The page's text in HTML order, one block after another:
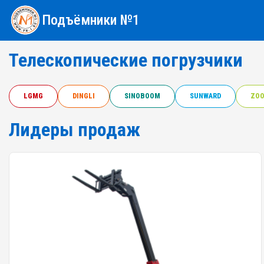
Подъёмники №1
Телескопические погрузчики
LGMG DINGLI SINOBOOM SUNWARD
Лидеры продаж